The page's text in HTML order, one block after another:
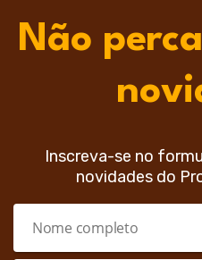
Não
Inscreva-se no
novidades do